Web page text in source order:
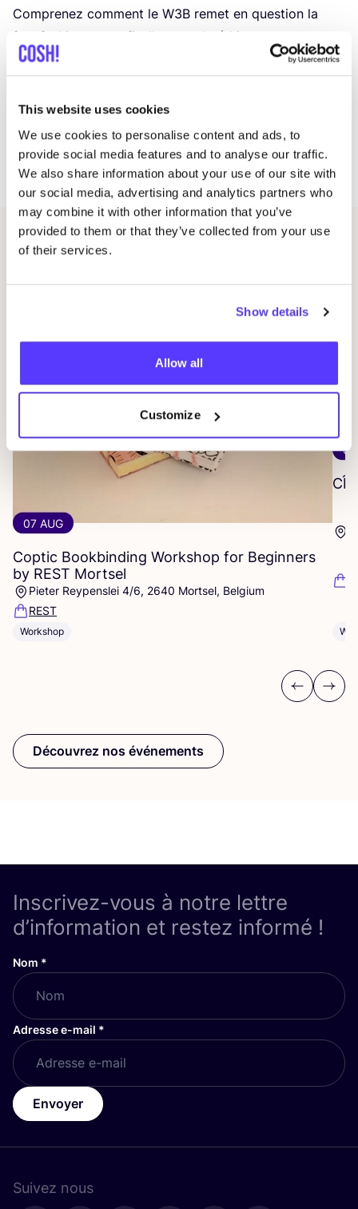
This website uses cookies
We use cookies to personalise content and ads, to
provide social media features and to analyse our traffic.
We also share information about your use of our site with
our social media, advertising and analytics partners who
may combine it with other information that you’ve
provided to them or that they’ve collected from your use
of their services.
Show details
Allow all
Customize
Com­pre­nez com­ment le W3B remet en ques­tion la
fast fashion au pro­fit d’une mode éthique,
durable et personnalisée.
Ren­dez votre garde-robe intel­li­gente : alliez
esthé­tique, iden­ti­té visuelle et impact positif.
style en un levier pour un plus grand bien-être
et un monde plus juste.
Autres événements
07 AUG
Coptic Bookbinding Workshop for Beginners
by REST Mortsel
Pieter Reypenslei 4/6, 2640 Mortsel, Belgium
REST
Workshop
05
Previous
Next
Découvrez nos événements
Inscrivez-vous à notre lettre
d’information et restez informé !
Nom *
Adresse e-mail *
Envoyer
Suivez nous